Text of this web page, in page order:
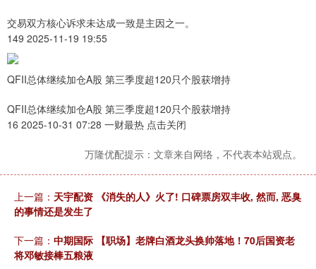
交易双方核心诉求未达成一致是主因之一。
149 2025-11-19 19:55
QFII总体继续加仓A股 第三季度超120只个股获增持
QFII总体继续加仓A股 第三季度超120只个股获增持
16 2025-10-31 07:28 一财最热 点击关闭
万隆优配提示：文章来自网络，不代表本站观点。
上一篇： 天宇配资 《消失的人》火了! 口碑票房双丰收, 然而, 恶臭
的事情还是发生了
下一篇： 中期国际 【职场】老牌白酒龙头换帅落地！70后国资老
将邓敏接棒五粮液